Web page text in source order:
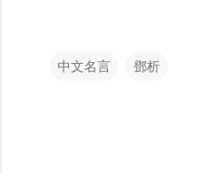
中文名言 鄧析